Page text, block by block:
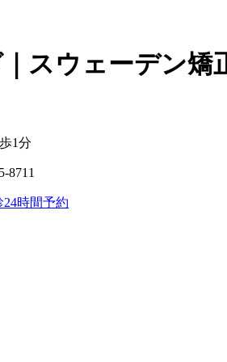
スウェーデン矯
1分
8711